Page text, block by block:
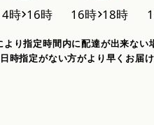
り指定時間内に配達が出来ない
時指定がない方がより早くお届